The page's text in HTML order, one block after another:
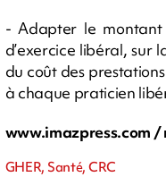
- Adapter le
d’exercice libéral, sur
du coût des
à chaque praticien
www.imazpress.com /
GHER, Santé, CRC